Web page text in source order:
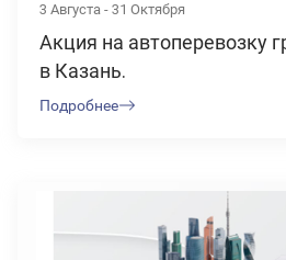
3 Августа - 31 Октября
Акция на автоперевозку
в Казань.
Подробнее